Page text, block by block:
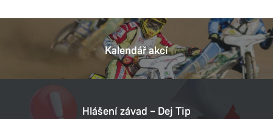
Kalendář akcí
Hlášení závad – Dej Tip